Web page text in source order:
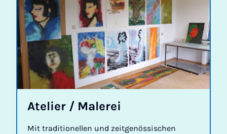
Atelier / Malerei
Mit traditionellen und zeitgenössischen